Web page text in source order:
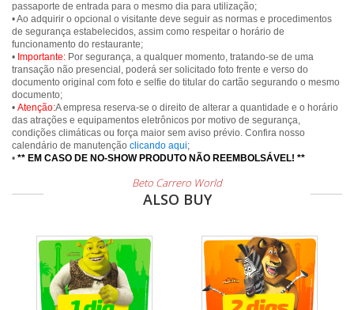
passaporte de entrada para o mesmo dia para utilização;
• Ao adquirir o opcional o visitante deve seguir as normas e procedimentos
de segurança estabelecidos, assim como respeitar o horário de
funcionamento do restaurante;
• Importante: Por segurança, a qualquer momento, tratando-se de uma
transação não presencial, poderá ser solicitado foto frente e verso do
documento original com foto e selfie do titular do cartão segurando o mesmo
documento;
• Atenção:A empresa reserva-se o direito de alterar a quantidade e o horário
das atrações e equipamentos eletrônicos por motivo de segurança,
condições climáticas ou força maior sem aviso prévio. Confira nosso
calendário de manutenção clicando aqui;
• ** EM CASO DE NO-SHOW PRODUTO NÃO REEMBOLSÁVEL! **
Beto Carrero World
ALSO BUY